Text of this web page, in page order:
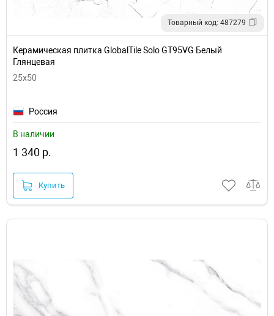
Товарный код: 487279
Керамическая плитка GlobalTile Solo GT95VG Белый
Глянцевая
25x50
Россия
В наличии
1 340 р.
Купить